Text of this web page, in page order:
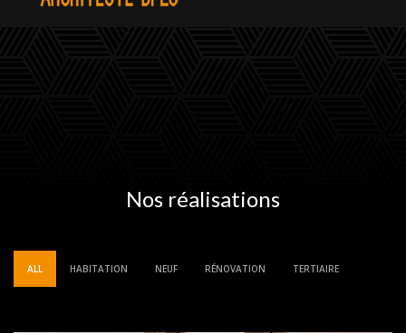
Nos réalisations
ALL HABITATION NEUF RÉNOVATION TERTIAIRE